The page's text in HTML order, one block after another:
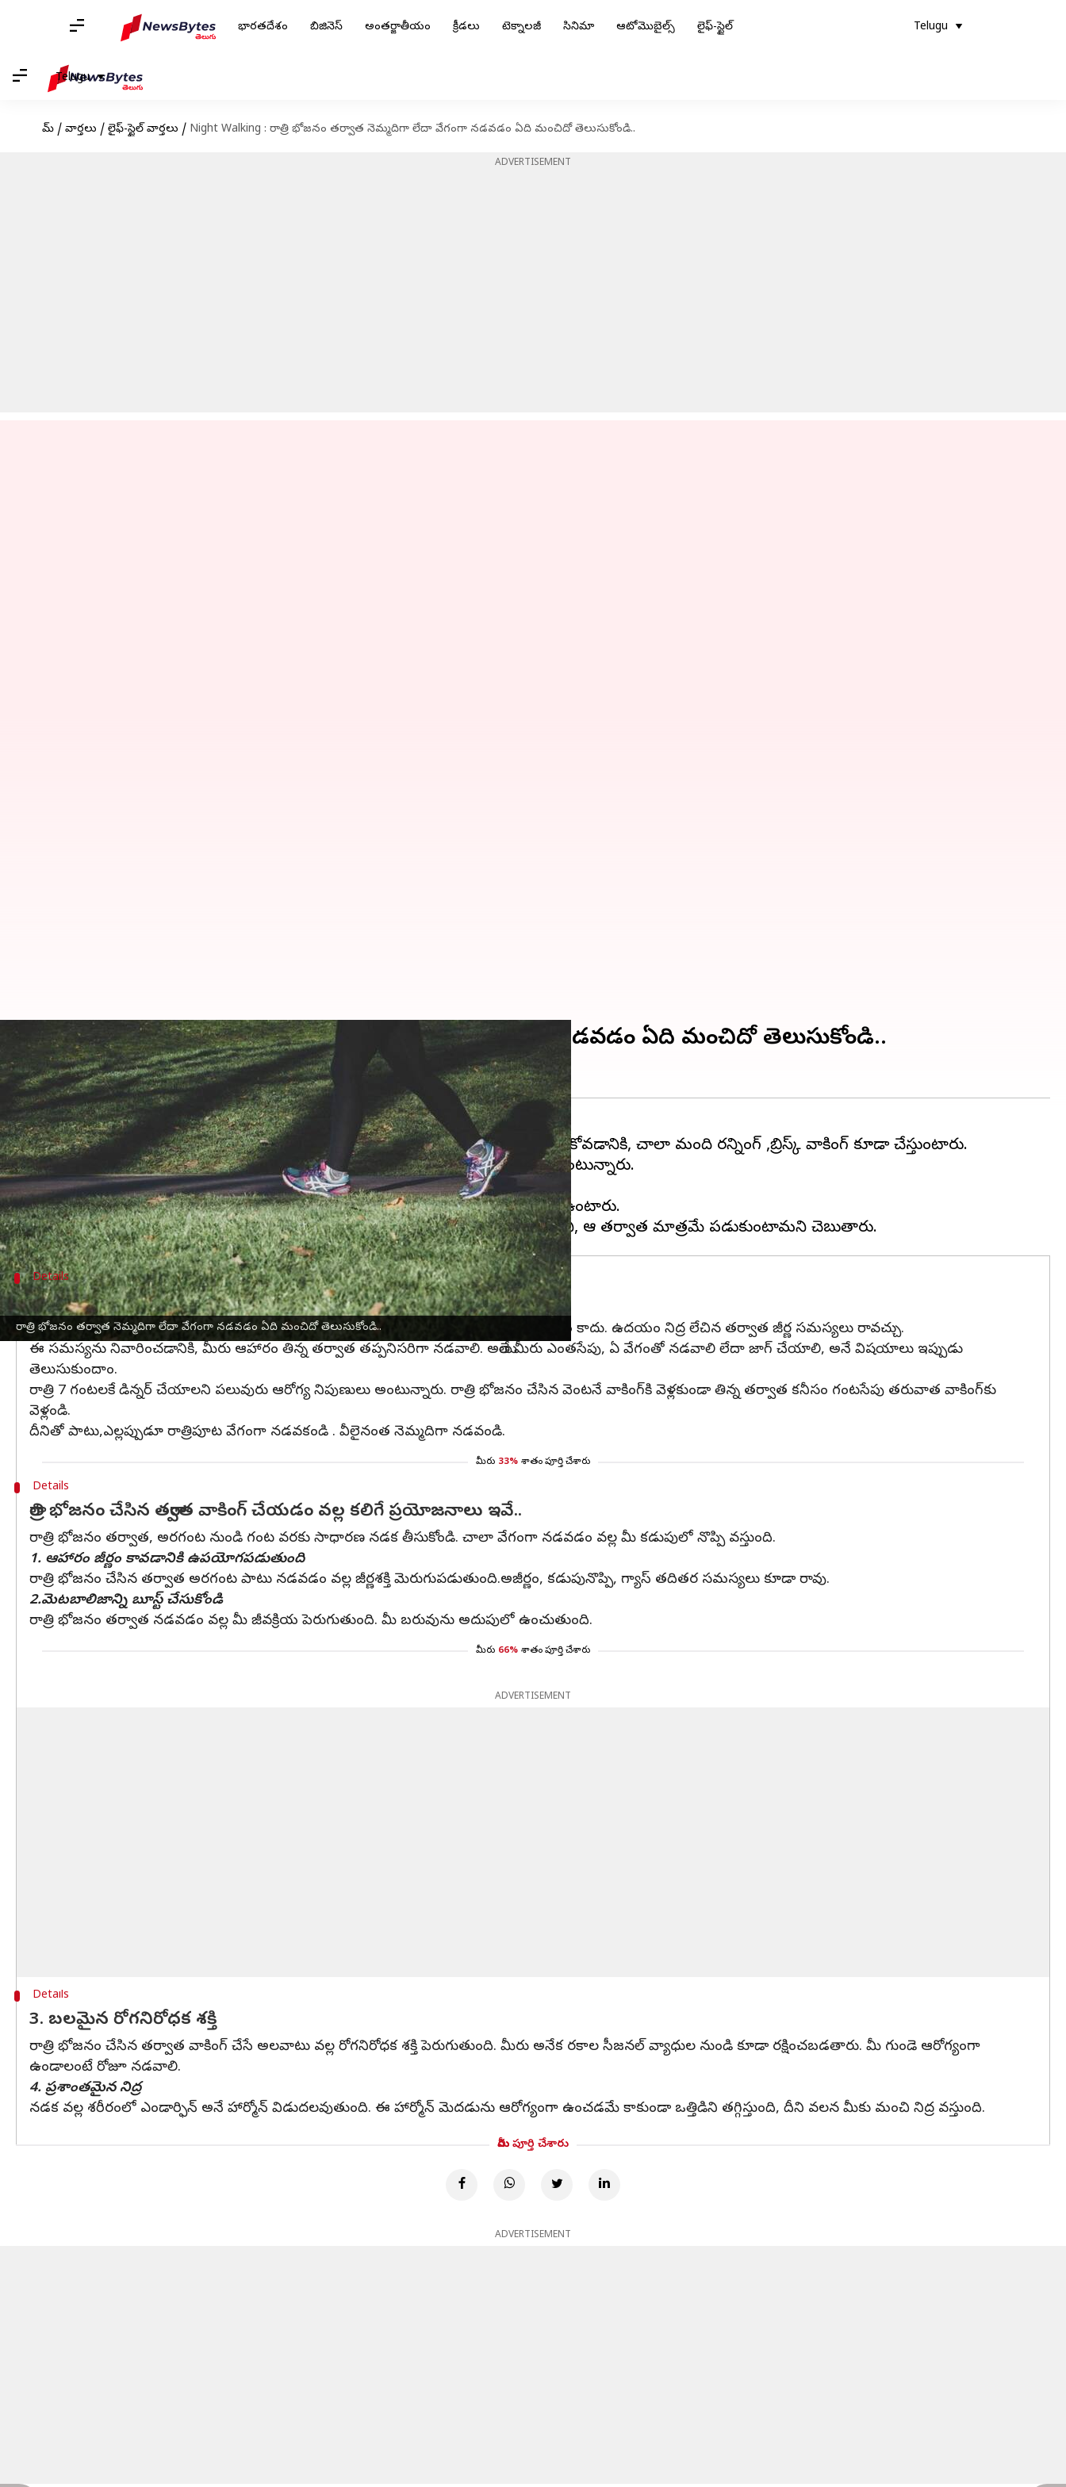
భారతదేశం బిజినెస్ అంతర్జాతీయం క్రీడలు టెక్నాలజీ సినిమా ఆటోమొబైల్స్ లైఫ్-స్టైల్ Telugu
Telugu
హోమ్ / వార్తలు / లైఫ్-స్టైల్ వార్తలు / Night Walking : రాత్రి భోజనం తర్వాత నెమ్మదిగా లేదా వేగంగా నడవడం ఏది మంచిదో తెలుసుకోండి..
ADVERTISEMENT
రాత్రి భోజనం తర్వాత నెమ్మదిగా లేదా వేగంగా నడవడం ఏది మంచిదో తెలుసుకోండి..
Night Walking : రాత్రి భోజనం తర్వాత నెమ్మదిగా లేదా వేగంగా నడవడం ఏది మంచిదో తెలుసుకోండి..
వ్రాసిన వారు Sirish Praharaju Apr 10, 2024 12:38 pm
ఈ వార్తాకథనం ఏంటి
నడక ఆరోగ్యానికి ఎంత మేలు చేస్తుందో మనందరికీ తెలిసిందే. తమను తాము ఆరోగ్యంగా ఉంచుకోవడానికి, చాలా మంది రన్నింగ్ ,బ్రిస్క్ వాకింగ్ కూడా చేస్తుంటారు.
రాత్రి భోజనం చేసిన వెంటనే పడుకోకూడదని, నడకకు వెళ్లాలని కూడా కొందరు నిపుణులు అంటున్నారు.
మరి రాత్రి భోజనం తర్వాత వేగంగా లేదా నెమ్మదిగా నడవాలా అనే సందేహం తలెత్తుతుంది.
రాత్రిపూట మీ చుట్టుపక్కల లేదా మీ పరిసరాల్లో కొందరు నడవడం మీరు తరచుగా చూస్తూ ఉంటారు.
Details
రాత్రి వేగవంతమైన నడకను నివారించండి
అయితే ఆహారం తిన్నాక నేరుగా పడుకునే వారు కొందరున్నారు. ఇలా చేయడం వల్ల ఆహారం సరిగా జీర్ణం కాదు. ఉదయం నిద్ర లేచిన తర్వాత జీర్ణ సమస్యలు రావచ్చు.
ఈ సమస్యను నివారించడానికి, మీరు ఆహారం తిన్న తర్వాత తప్పనిసరిగా నడవాలి. అయితే మీరు ఎంతసేపు, ఏ వేగంతో నడవాలి లేదా జాగ్ చేయాలి, అనే విషయాలు ఇప్పుడు
తెలుసుకుందాం.
రాత్రి 7 గంటలకే డిన్నర్‌ చేయాలని పలువురు ఆరోగ్య నిపుణులు అంటున్నారు. రాత్రి భోజనం చేసిన వెంటనే వాకింగ్‌కి వెళ్లకుండా తిన్న తర్వాత కనీసం గంటసేపు తరువాత వాకింగ్‌కు
వెళ్లండి.
దీనితో పాటు,ఎల్లప్పుడూ రాత్రిపూట వేగంగా నడవకండి . వీలైనంత నెమ్మదిగా నడవండి.
మీరు 33% శాతం పూర్తి చేశారు
Details
రాత్రి భోజనం చేసిన తర్వాత వాకింగ్ చేయడం వల్ల కలిగే ప్రయోజనాలు ఇవే..
రాత్రి భోజనం తర్వాత, అరగంట నుండి గంట వరకు సాధారణ నడక తీసుకోండి. చాలా వేగంగా నడవడం వల్ల మీ కడుపులో నొప్పి వస్తుంది.
1. ఆహారం జీర్ణం కావడానికి ఉపయోగపడుతుంది
రాత్రి భోజనం చేసిన తర్వాత అరగంట పాటు నడవడం వల్ల జీర్ణశక్తి మెరుగుపడుతుంది.అజీర్ణం, కడుపునొప్పి, గ్యాస్ తదితర సమస్యలు కూడా రావు.
2.మెటబాలిజాన్ని బూస్ట్ చేసుకోండి
రాత్రి భోజనం తర్వాత నడవడం వల్ల మీ జీవక్రియ పెరుగుతుంది. మీ బరువును అదుపులో ఉంచుతుంది.
మీరు 66% శాతం పూర్తి చేశారు
ADVERTISEMENT
Details
3. బలమైన రోగనిరోధక శక్తి
రాత్రి భోజనం చేసిన తర్వాత వాకింగ్ చేసే అలవాటు వల్ల రోగనిరోధక శక్తి పెరుగుతుంది. మీరు అనేక రకాల సీజనల్ వ్యాధుల నుండి కూడా రక్షించబడతారు. మీ గుండె ఆరోగ్యంగా
ఉండాలంటే రోజూ నడవాలి.
4. ప్రశాంతమైన నిద్ర
నడక వల్ల శరీరంలో ఎండార్ఫిన్ అనే హార్మోన్ విడుదలవుతుంది. ఈ హార్మోన్ మెదడును ఆరోగ్యంగా ఉంచడమే కాకుండా ఒత్తిడిని తగ్గిస్తుంది, దీని వలన మీకు మంచి నిద్ర వస్తుంది.
మీరు పూర్తి చేశారు
ADVERTISEMENT